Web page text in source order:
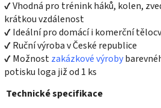
✔ Vhodná pro trénink háků, kolen,
krátkou vzdálenost
✔ Ideální pro domácí i komerční
✔ Ruční výroba v České republice
✔ Možnostzakázkové výroby
potisku loga již od 1 ks
Technické specifikace